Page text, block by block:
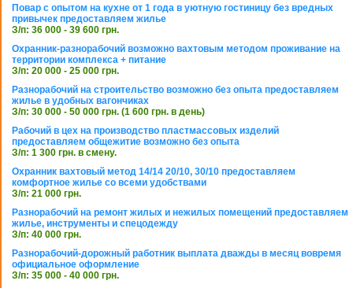
Повар с опытом на кухне от 1 года в уютную гостиницу без вредных
привычек предоставляем жилье
З/п: 36 000 - 39 600 грн.
Охранник-разнорабочий возможно вахтовым методом проживание на
территории комплекса + питание
З/п: 20 000 - 25 000 грн.
Разнорабочий на строительство возможно без опыта предоставляем
жилье в удобных вагончиках
З/п: 30 000 - 50 000 грн. (1 600 грн. в день)
Рабочий в цех на производство пластмассовых изделий
предоставляем общежитие возможно без опыта
З/п: 1 300 грн. в смену.
Охранник вахтовый метод 14/14 20/10, 30/10 предоставляем
комфортное жилье со всеми удобствами
З/п: 21 000 грн.
Разнорабочий на ремонт жилых и нежилых помещений предоставляем
жилье, инструменты и спецодежду
З/п: 40 000 грн.
Разнорабочий-дорожный работник выплата дважды в месяц вовремя
официальное оформление
З/п: 35 000 - 40 000 грн.